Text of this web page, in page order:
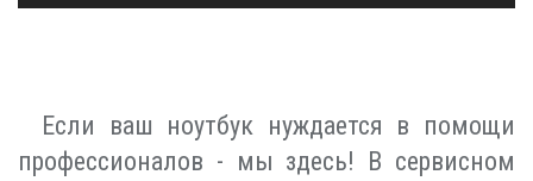
Если ваш ноутбук нуждается в помощи
профессионалов - мы здесь! В сервисном